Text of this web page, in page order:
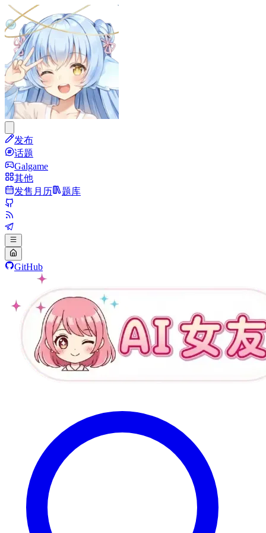
发布
话题
Galgame
其他
发售月历
题库
GitHub